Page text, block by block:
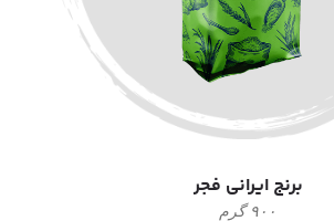
برنج ایرانی فجر
۹۰۰ گرم